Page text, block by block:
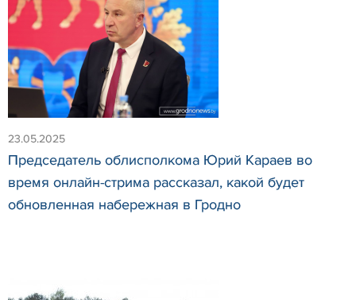
23.05.2025
Председатель облисполкома Юрий Караев во
время онлайн-стрима рассказал, какой будет
обновленная набережная в Гродно